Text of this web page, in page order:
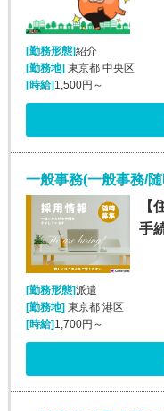
[勤務形態]紹介
[勤務地]東京都 中央区
[時給]1,500円～
一般事務(一般事務/
【
手
[勤務形態]派遣
[勤務地] 東京都 港区
[時給] 1,700円～